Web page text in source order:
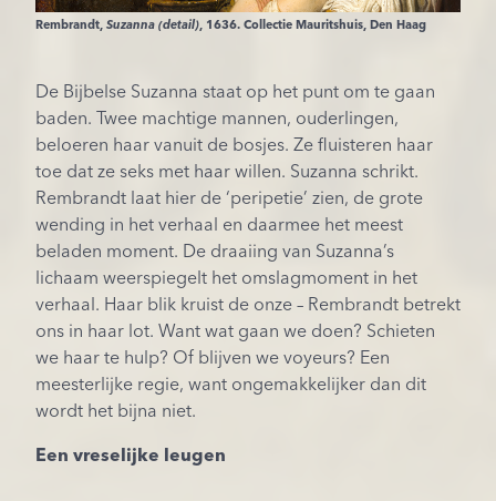
Rembrandt, Suzanna (detail), 1636. Collectie Mauritshuis, Den Haag
De Bijbelse Suzanna staat op het punt om te gaan
baden. Twee machtige mannen, ouderlingen,
beloeren haar vanuit de bosjes. Ze fluisteren haar
toe dat ze seks met haar willen. Suzanna schrikt.
Rembrandt laat hier de ‘peripetie’ zien, de grote
wending in het verhaal en daarmee het meest
beladen moment. De draaiing van Suzanna’s
lichaam weerspiegelt het omslagmoment in het
verhaal. Haar blik kruist de onze – Rembrandt betrekt
ons in haar lot. Want wat gaan we doen? Schieten
we haar te hulp? Of blijven we voyeurs? Een
meesterlijke regie, want ongemakkelijker dan dit
wordt het bijna niet.
Een vreselijke leugen